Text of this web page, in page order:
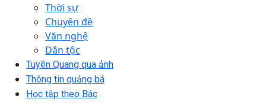
Thời sự
Chuyên đề
Văn nghệ
Dân tộc
Tuyên Quang qua ảnh
Thông tin quảng bá
Học tập theo Bác